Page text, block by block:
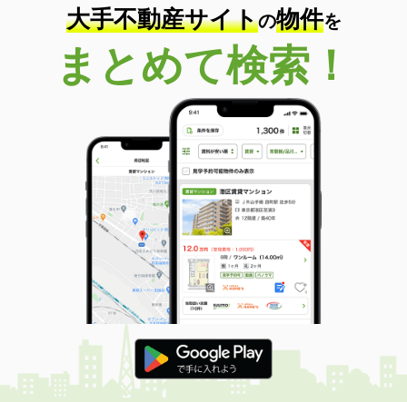
大手不動産サイトの物件を
まとめて検索！